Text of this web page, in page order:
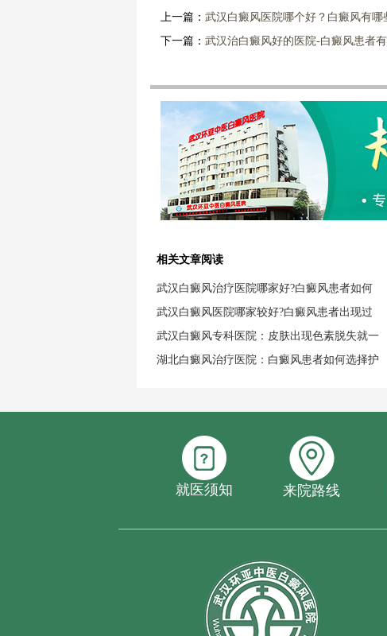
上一篇： 武汉白癜风医院哪个好？白癜风有哪
下一篇： 武汉治白癜风好的医院-白癜风患者
相关文章阅读
武汉白癜风治疗医院哪家好?白癜风患者如何
武汉白癜风医院哪家较好?白癜风患者出现过
武汉白癜风专科医院：皮肤出现色素脱失就一
湖北白癜风治疗医院：白癜风患者如何选择护
就医须知 来院路线